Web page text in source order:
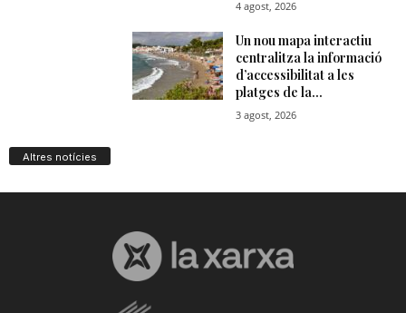
Altres notícies